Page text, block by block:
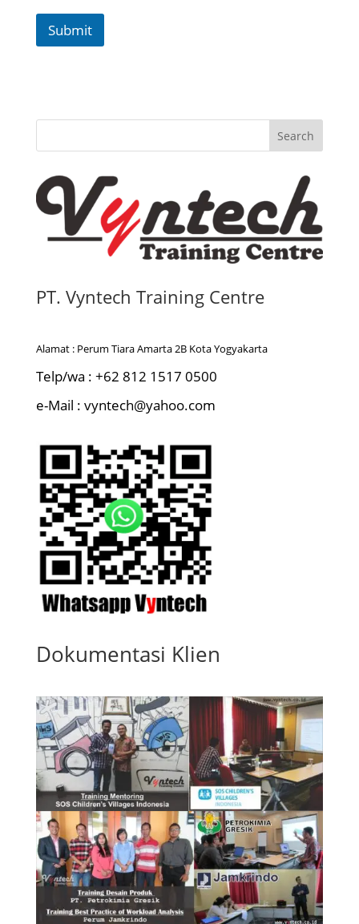
Submit
Search
PT. Vyntech Training Centre
Alamat : Perum Tiara Amarta 2B Kota Yogyakarta
Telp/wa : +62 812 1517 0500
e-Mail : vyntech@yahoo.com
Dokumentasi Klien